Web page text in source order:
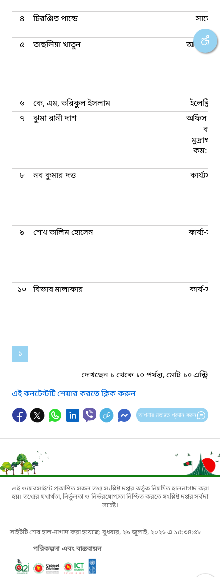
৪ চিরঞ্জিত পান্ডে
৫ তাছলিমা খাতুন অফিস
৬ কে, এম, তরিকুল ইসলাম
৭
ঝুমা রানী দাশ
অফিস
কাম
কম:
৮ নব কুমার দত্ত
৯ শেখ তালিম হোসেন কার্য্য-
১০ বিভাষ মালাকার কার্য-
১
দেখছেন ১ থেকে ১০ পর্যন্ত, মোট ১০ এন্ট্রি
এই কনটেন্টটি শেয়ার করতে ক্লিক করুন
আপনার মতামত প্রদান করুন
এই ওয়েবসাইটে প্রকাশিত সকল তথ্য সংশ্লিষ্ট দপ্তর কর্তৃক নিয়মিত হালনাগাদ করা
হয়। তথ্যের যথার্থতা, নির্ভুলতা ও নির্ভরযোগ্যতা নিশ্চিত করতে সংশ্লিষ্ট দপ্তর সর্বদা
সচেষ্ট।
সাইটটি শেষ হাল-নাগাদ করা হয়েছে: বুধবার, ২৯ জুলাই, ২০২৬ এ ১৫:৩৪:৫৮
পরিকল্পনা এবং বাস্তবায়ন